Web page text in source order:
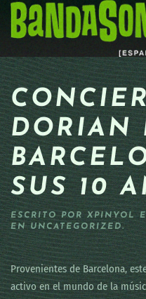
Skip to main content
DORIAN
SUS 10
ESCRITO POR XPINYOL
ENUNCATEGORIZED.
Provenientes de Barcelona,
activo en el mundo de la